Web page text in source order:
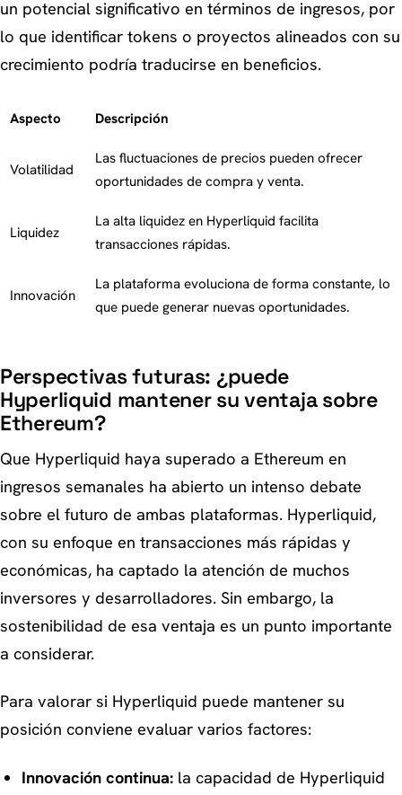
un potencial significativo en términos de ingresos, por
lo que identificar tokens o proyectos alineados con su
crecimiento podría traducirse en beneficios.
Aspecto Descripción
Volatilidad
Las fluctuaciones de precios pueden ofrecer
oportunidades de compra y venta.
Liquidez
La alta liquidez en Hyperliquid facilita
transacciones rápidas.
Innovación
La plataforma evoluciona de forma constante, lo
que puede generar nuevas oportunidades.
Perspectivas futuras: ¿puede
Hyperliquid mantener su ventaja sobre
Ethereum?
Que Hyperliquid haya superado a Ethereum en
ingresos semanales ha abierto un intenso debate
sobre el futuro de ambas plataformas. Hyperliquid,
con su enfoque en transacciones más rápidas y
económicas, ha captado la atención de muchos
inversores y desarrolladores. Sin embargo, la
sostenibilidad de esa ventaja es un punto importante
a considerar.
Para valorar si Hyperliquid puede mantener su
posición conviene evaluar varios factores:
Innovación continua:la capacidad de Hyperliquid